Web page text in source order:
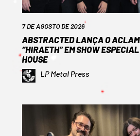
7 DE AGOSTO DE 2026
ABSTRACTED LANÇA O
“HIRAETH” EM SHOW
HOUSE
LP Metal Press